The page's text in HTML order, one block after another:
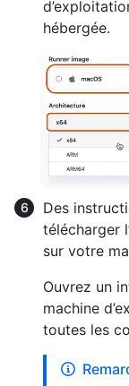
hébergée.
Des
télécharger
sur votre
Ouvrez un
machine
toutes les